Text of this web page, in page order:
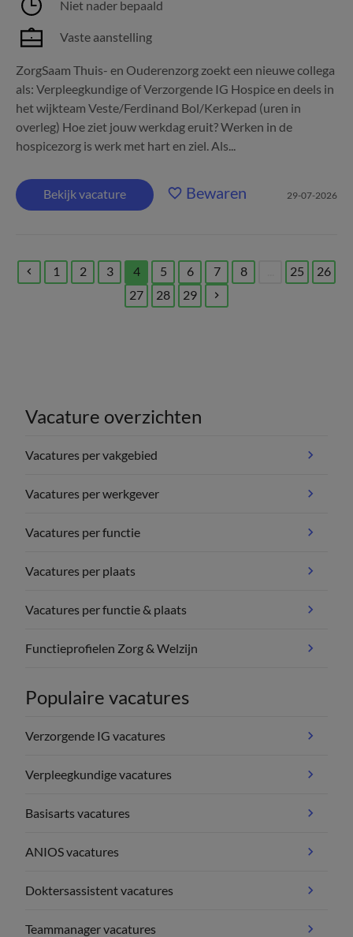
Niet nader bepaald
Vaste aanstelling
ZorgSaam Thuis- en Ouderenzorg zoekt een nieuwe collega
als: Verpleegkundige of Verzorgende IG Hospice en deels in
het wijkteam Veste/Ferdinand Bol/Kerkepad (uren in
overleg) Hoe ziet jouw werkdag eruit? Werken in de
hospicezorg is werk met hart en ziel. Als...
Bekijk vacature Bewaren 29-07-2026
1 2 3
4
(current)
5 6 7 8 25
26
27
28 29
Vacature overzichten
Vacatures per vakgebied
Vacatures per werkgever
Vacatures per functie
Vacatures per plaats
Vacatures per functie & plaats
Functieprofielen Zorg & Welzijn
Populaire vacatures
Verzorgende IG vacatures
Verpleegkundige vacatures
Basisarts vacatures
ANIOS vacatures
Doktersassistent vacatures
Teammanager vacatures